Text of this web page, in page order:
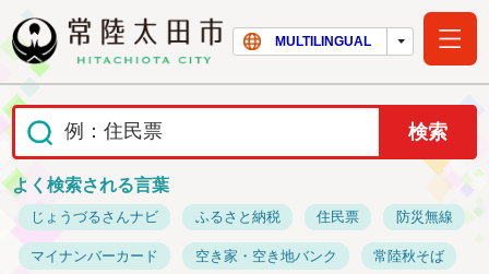
常陸太田市ホー
MULTILINGUAL
よく検索される言葉
じょうづるさんナビ ふるさと納税 住民票 防災無線
マイナンバーカード 空き家・空き地バンク 常陸秋そば